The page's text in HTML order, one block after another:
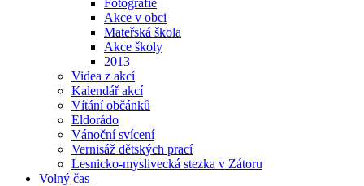
Fotografie
Akce v obci
Mateřská škola
Akce školy
2013
Videa z akcí
Kalendář akcí
Vítání občánků
Eldorádo
Vánoční svícení
Vernisáž dětských prací
Lesnicko-myslivecká stezka v Zátoru
Volný čas